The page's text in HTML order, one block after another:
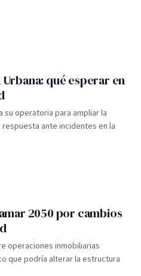
qué esperar en
operatoria para ampliar la
ante incidentes en la
2050 por cambios
operaciones inmobiliarias
que podría alterar la estructura